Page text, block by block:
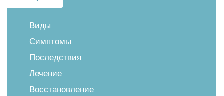
Виды
Симптомы
Последствия
Лечение
Восстановление